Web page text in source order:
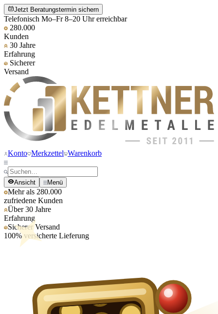
Jetzt Beratungstermin sichern
Telefonisch Mo–Fr 8–20 Uhr erreichbar
280.000
Kunden
30 Jahre
Erfahrung
Sicherer
Versand
Konto Merkzettel Warenkorb
Ansicht Menü
Mehr als 280.000
zufriedene Kunden
Über 30 Jahre
Erfahrung
Sicherer Versand
100% versicherte Lieferung